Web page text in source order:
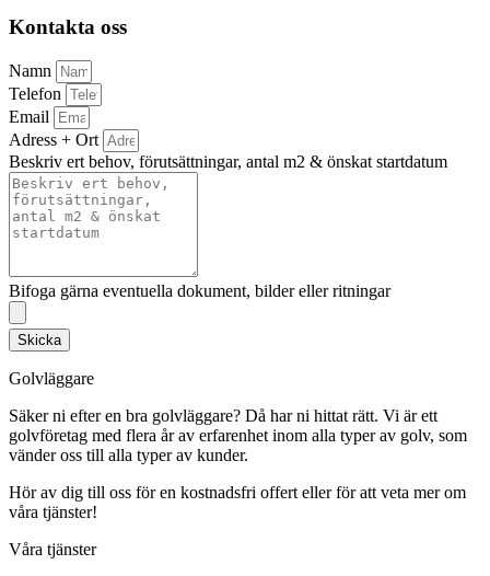
Kontakta oss
Namn
Telefon
Email
Adress + Ort
Beskriv ert behov, förutsättningar, antal m2 & önskat startdatum
Bifoga gärna eventuella dokument, bilder eller ritningar
Skicka
Golvläggare
Säker ni efter en bra golvläggare? Då har ni hittat rätt. Vi är ett
golvföretag med flera år av erfarenhet inom alla typer av golv, som
vänder oss till alla typer av kunder.
Hör av dig till oss för en kostnadsfri offert eller för att veta mer om
våra tjänster!
Våra tjänster